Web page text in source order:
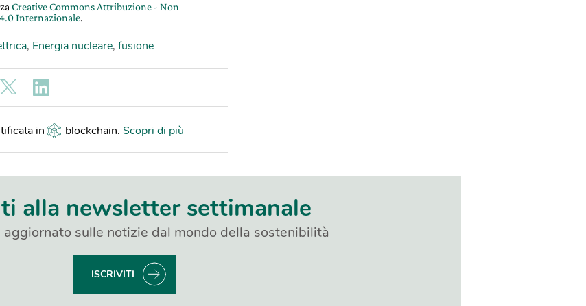
Creative Commons Attribuzione - Non
Internazionale.
, Energia nucleare, fusione
in blockchain. Scopri di più
alla newsletter settimanale
aggiornato sulle notizie dal mondo della sostenibilità
ISCRIVITI